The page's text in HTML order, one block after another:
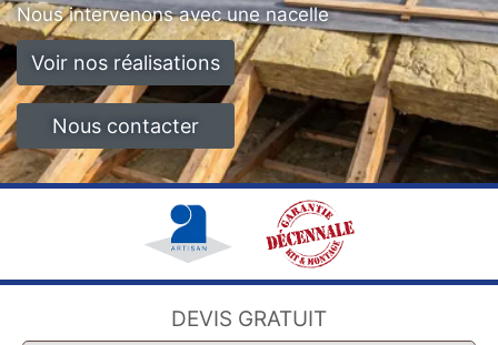
Nous intervenons avec une nacelle
Voir nos réalisations
Nous contacter
DEVIS GRATUIT